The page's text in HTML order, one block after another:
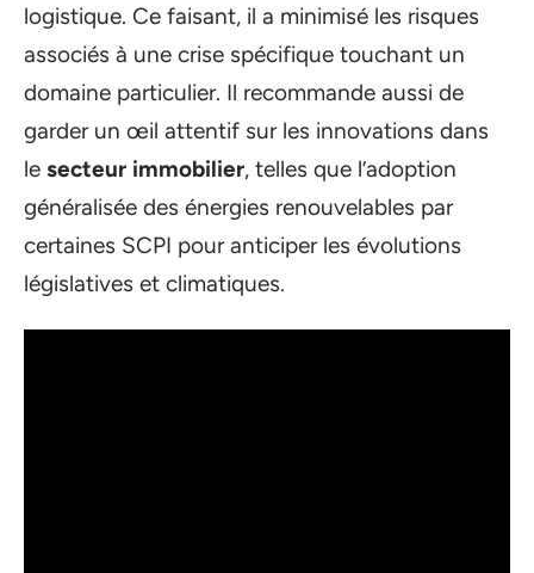
logistique. Ce faisant, il a minimisé les risques
associés à une crise spécifique touchant un
domaine particulier. Il recommande aussi de
garder un œil attentif sur les innovations dans
le secteur immobilier, telles que l’adoption
généralisée des énergies renouvelables par
certaines SCPI pour anticiper les évolutions
législatives et climatiques.